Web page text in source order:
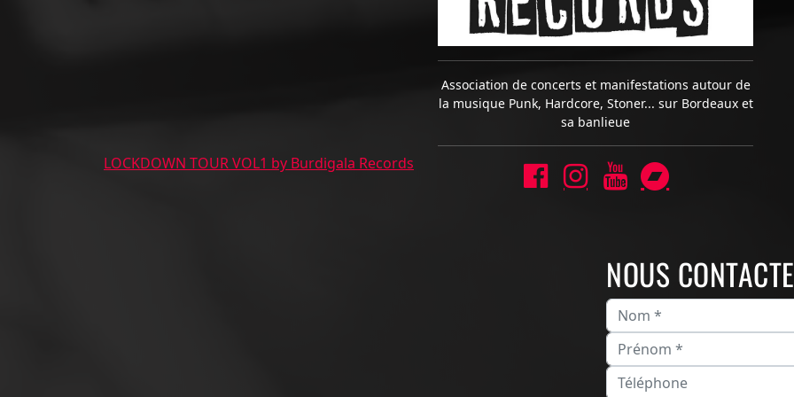
LOCKDOWN TOUR VOL1 by Burdigala Records
Association de concerts et manifestations autour de
la musique Punk, Hardcore, Stoner... sur Bordeaux et
sa banlieue
NOUS